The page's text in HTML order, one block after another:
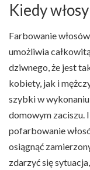
Kiedy
Farbowanie
umożliwia
dziwnego, że jest
kobiety, jak i
szybki w
domowym zaciszu.
pofarbowanie
osiągnąć
zdarzyć się